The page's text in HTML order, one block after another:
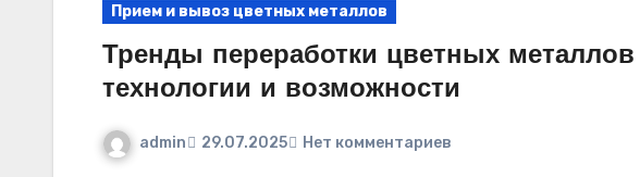
Прием и вывоз цветных металлов
Тренды переработки цветных
технологии и возможности
admin 29.07.2025 Нет комментариев